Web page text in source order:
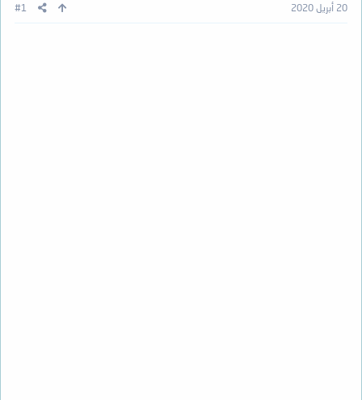
20 أبريل 2020 #1